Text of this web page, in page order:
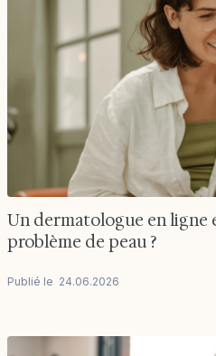
Un dermatologue en ligne
problème de peau ?
Publié le 24.06.2026